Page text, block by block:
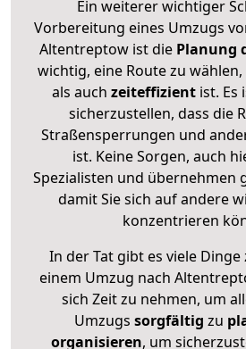
Ein weiterer wichtiger
Vorbereitung eines Umzugs
Altentreptow ist diePlanung
wichtig, eine Route zu
als auch zeiteffizientist. Es
sicherzustellen, dass die
Straßensperrungen und
ist. Keine Sorgen, auch
Spezialisten und übernehmen
damit Sie sich auf andere
konzentrieren
In der Tat gibt es viele
einem Umzug nach
sich Zeit zu nehmen, um
Umzugs sorgfältig zu
organisieren, um